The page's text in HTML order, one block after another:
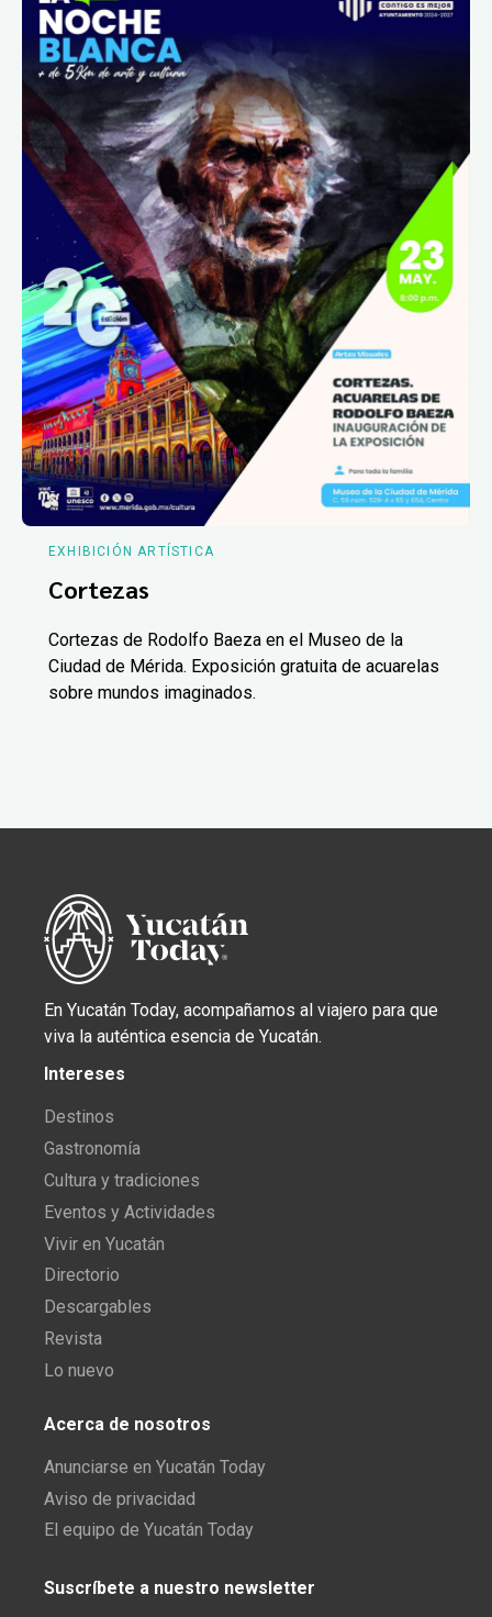
EXHIBICIÓN ARTÍSTICA
Cortezas
Cortezas de Rodolfo Baeza en el Museo de la
Ciudad de Mérida. Exposición gratuita de acuarelas
sobre mundos imaginados.
En Yucatán Today, acompañamos al viajero para que
viva la auténtica esencia de Yucatán.
Intereses
Destinos
Gastronomía
Cultura y tradiciones
Eventos y Actividades
Vivir en Yucatán
Directorio
Descargables
Revista
Lo nuevo
Acerca de nosotros
Anunciarse en Yucatán Today
Aviso de privacidad
El equipo de Yucatán Today
Suscríbete a nuestro newsletter